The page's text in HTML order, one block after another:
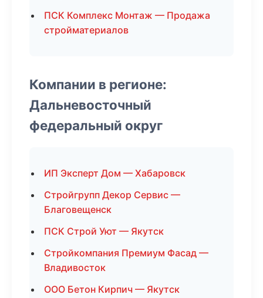
ПСК Комплекс Монтаж — Продажа
стройматериалов
Компании в регионе:
Дальневосточный
федеральный округ
ИП Эксперт Дом — Хабаровск
Стройгрупп Декор Сервис —
Благовещенск
ПСК Строй Уют — Якутск
Стройкомпания Премиум Фасад —
Владивосток
ООО Бетон Кирпич — Якутск